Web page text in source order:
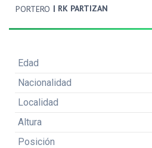
PORTERO | RK PARTIZAN
Edad
Nacionalidad
Localidad
Altura
Posición